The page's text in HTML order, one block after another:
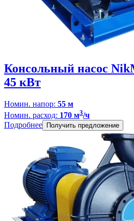
Консольный насос
45 кВт
Номин. напор: 55 м
Номин. расход: 170 м3/ч
Подробнее
Получить предложение